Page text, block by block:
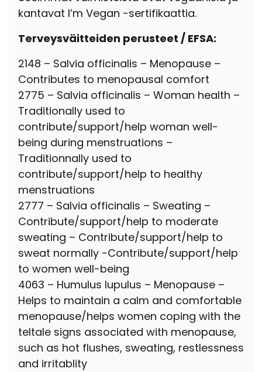
kantavat I’m Vegan -sertifikaattia.
Terveysväitteiden perusteet / EFSA:
2148 – Salvia officinalis – Menopause –
Contributes to menopausal comfort
2775 – Salvia officinalis – Woman health –
Traditionally used to
contribute/support/help woman well-
being during menstruations –
Traditionnally used to
contribute/support/help to healthy
menstruations
2777 – Salvia officinalis – Sweating –
Contribute/support/help to moderate
sweating – Contribute/support/help to
sweat normally -Contribute/support/help
to women well-being
4063 – Humulus lupulus – Menopause –
Helps to maintain a calm and comfortable
menopause/helps women coping with the
teltale signs associated with menopause,
such as hot flushes, sweating, restlessness
and irritablity